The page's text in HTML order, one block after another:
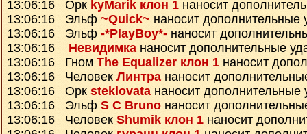
13:06:16 Орк kyMarik клон 1 наносит
13:06:16 Эльф ~Quick~ наносит дополнительные
13:06:16 Эльф -*PlayBoy*- наносит
13:06:16 Невидимкананосит дополнительные
13:06:16 Гном The Equalizer клон 1 наносит
13:06:16 Человек Линтра наносит
13:06:16 Орк steklovataнаносит дополнительные
13:06:16 Эльф S C Bruno наносит
13:06:16 Человек Shumik клон 1 наносит